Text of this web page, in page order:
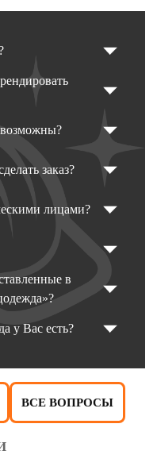
заказ?
лицами?
в
у Вас есть?
ВСЕ ВОПРОСЫ